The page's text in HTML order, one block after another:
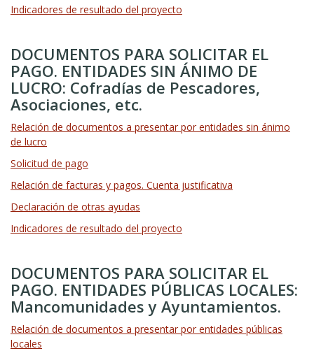
Indicadores de resultado del proyecto
DOCUMENTOS PARA SOLICITAR EL
PAGO. ENTIDADES SIN ÁNIMO DE
LUCRO: Cofradías de Pescadores,
Asociaciones, etc.
Relación de documentos a presentar por entidades sin ánimo
de lucro
Solicitud de pago
Relación de facturas y pagos. Cuenta justificativa
Declaración de otras ayudas
Indicadores de resultado del proyecto
DOCUMENTOS PARA SOLICITAR EL
PAGO. ENTIDADES PÚBLICAS LOCALES:
Mancomunidades y Ayuntamientos.
Relación de documentos a presentar por entidades públicas
locales